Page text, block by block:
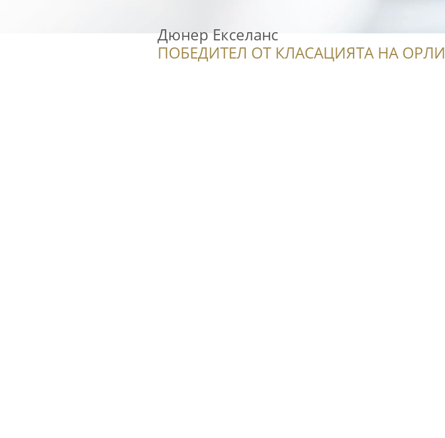
Дюнер Екселанс
ПОБЕДИТЕЛ ОТ КЛАСАЦИЯТА НА ОРЛИ